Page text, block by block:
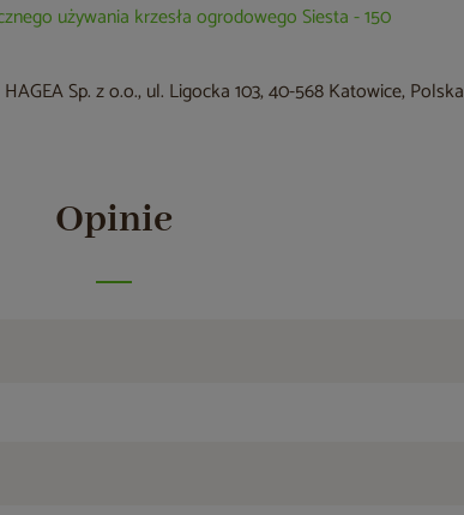
używania krzesła ogrodowego Siesta - 150
Sp. z o.o., ul. Ligocka 103, 40-568 Katowice, Polska
Opinie